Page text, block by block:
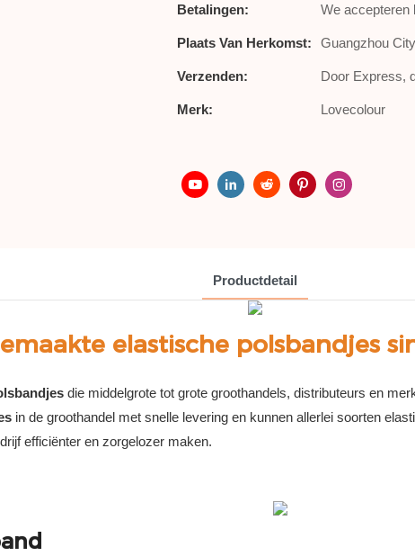
Betalingen: We accepteren
Plaats Van Herkomst: Guangzhou
Verzenden: Door Express,
Merk: Lovecolour
Productdetail
elastische polsbandjes
die middelgrote tot grote groothandels, distributeurs en
in de groothandel met snelle levering en kunnen allerlei soorten
efficiënter en zorgelozer maken.